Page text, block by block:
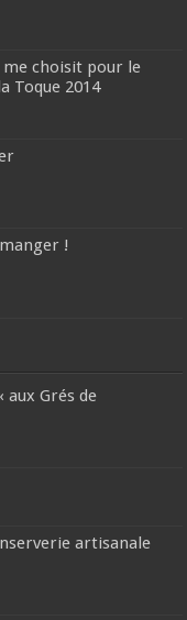
choisit pour le
Toque 2014
!
aux Grés de
artisanale